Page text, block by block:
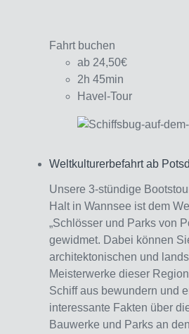
Fahrt buchen
ab 24,50€
2h 45min
Havel-Tour
Interagieren
Weltkulturerbefahrt ab
Unsere 3-stündige
Halt in Wannsee ist dem
„Schlösser und Parks von
gewidmet. Dabei können
architektonischen und
Meisterwerke dieser
Schiff aus bewundern und
interessante Fakten über
Bauwerke und Parks an